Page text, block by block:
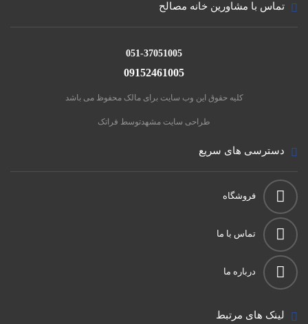
تماس با مشاورین خانه مصالح
051-37051005
09152461005
کلیه حقوق این وب سایت برای مالک محفوظ می باشد
طراحی سایت مشهدتوسط فراتک
دسترسی های سریع
فروشگاه
تماس با ما
درباره ما
لینک های مرتبط